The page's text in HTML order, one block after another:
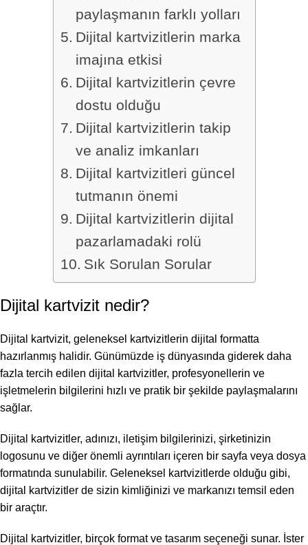
paylaşmanın farklı yolları
Dijital kartvizitlerin marka
imajına etkisi
Dijital kartvizitlerin çevre
dostu olduğu
Dijital kartvizitlerin takip
ve analiz imkanları
Dijital kartvizitleri güncel
tutmanın önemi
Dijital kartvizitlerin dijital
pazarlamadaki rolü
Sık Sorulan Sorular
Dijital kartvizit nedir?
Dijital kartvizit, geleneksel kartvizitlerin dijital formatta
hazırlanmış halidir. Günümüzde iş dünyasında giderek daha
fazla tercih edilen dijital kartvizitler, profesyonellerin ve
işletmelerin bilgilerini hızlı ve pratik bir şekilde paylaşmalarını
sağlar.
Dijital kartvizitler, adınızı, iletişim bilgilerinizi, şirketinizin
logosunu ve diğer önemli ayrıntıları içeren bir sayfa veya dosya
formatında sunulabilir. Geleneksel kartvizitlerde olduğu gibi,
dijital kartvizitler de sizin kimliğinizi ve markanızı temsil eden
bir araçtır.
Dijital kartvizitler, birçok format ve tasarım seçeneği sunar. İster